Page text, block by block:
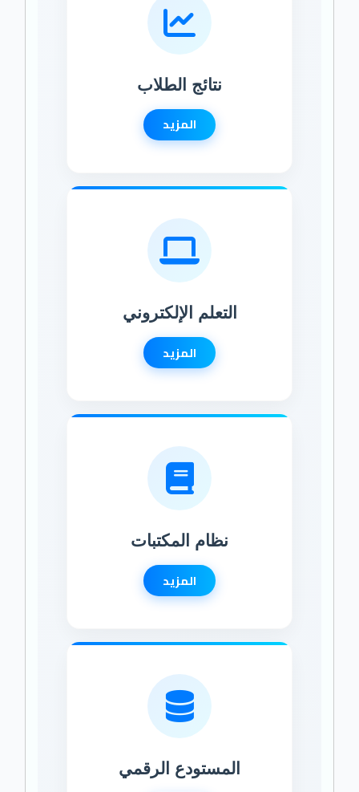
نتائج الطلاب
المزيد
التعلم الإلكتروني
المزيد
نظام المكتبات
المزيد
المستودع الرقمي